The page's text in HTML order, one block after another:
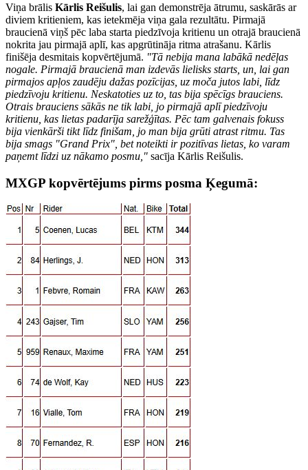
Viņa brālis Kārlis Reišulis, lai gan demonstrēja ātrumu, saskārās ar
diviem kritieniem, kas ietekmēja viņa gala rezultātu. Pirmajā
braucienā viņš pēc laba starta piedzīvoja kritienu un otrajā braucienā
nokrita jau pirmajā aplī, kas apgrūtināja ritma atrašanu. Kārlis
finišēja desmitais kopvērtējumā. "Tā nebija mana labākā nedēļas
nogale. Pirmajā braucienā man izdevās lielisks starts, un, lai gan
pirmajos apļos zaudēju dažas pozīcijas, uz moča jutos labi, līdz
piedzīvoju kritienu. Neskatoties uz to, tas bija spēcīgs brauciens.
Otrais brauciens sākās ne tik labi, jo pirmajā aplī piedzīvoju
kritienu, kas lietas padarīja sarežģītas. Pēc tam galvenais fokuss
bija vienkārši tikt līdz finišam, jo man bija grūti atrast ritmu. Tas
bija smags "Grand Prix", bet noteikti ir pozitīvas lietas, ko varam
paņemt līdzi uz nākamo posmu," sacīja Kārlis Reišulis.
MXGP kopvērtējums pirms posma Ķegumā: